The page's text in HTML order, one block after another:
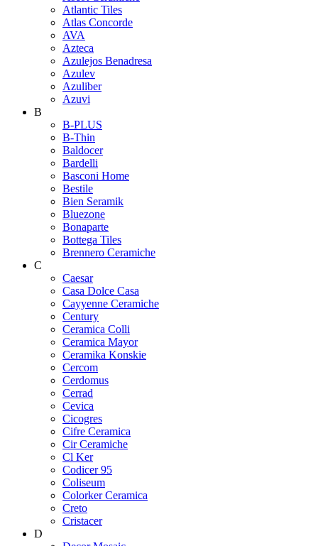
Atlantic Tiles
Atlas Concorde
AVA
Azteca
Azulejos Benadresa
Azulev
Azuliber
Azuvi
B
B-PLUS
B-Thin
Baldocer
Bardelli
Basconi Home
Bestile
Bien Seramik
Bluezone
Bonaparte
Bottega Tiles
Brennero Ceramiche
C
Caesar
Casa Dolce Casa
Cayyenne Ceramiche
Century
Ceramica Colli
Ceramica Mayor
Ceramika Konskie
Cercom
Cerdomus
Cerrad
Cevica
Cicogres
Cifre Ceramica
Cir Ceramiche
Cl Ker
Codicer 95
Coliseum
Colorker Ceramica
Creto
Cristacer
D